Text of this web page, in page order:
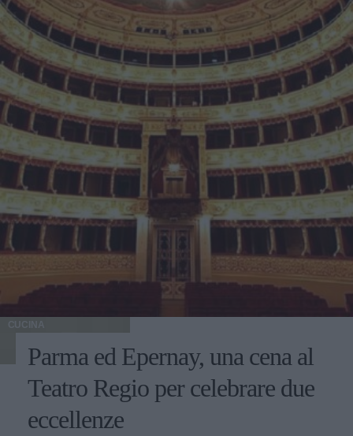
CUCINA
Parma ed Epernay, una cena al
Teatro Regio per celebrare due
eccellenze